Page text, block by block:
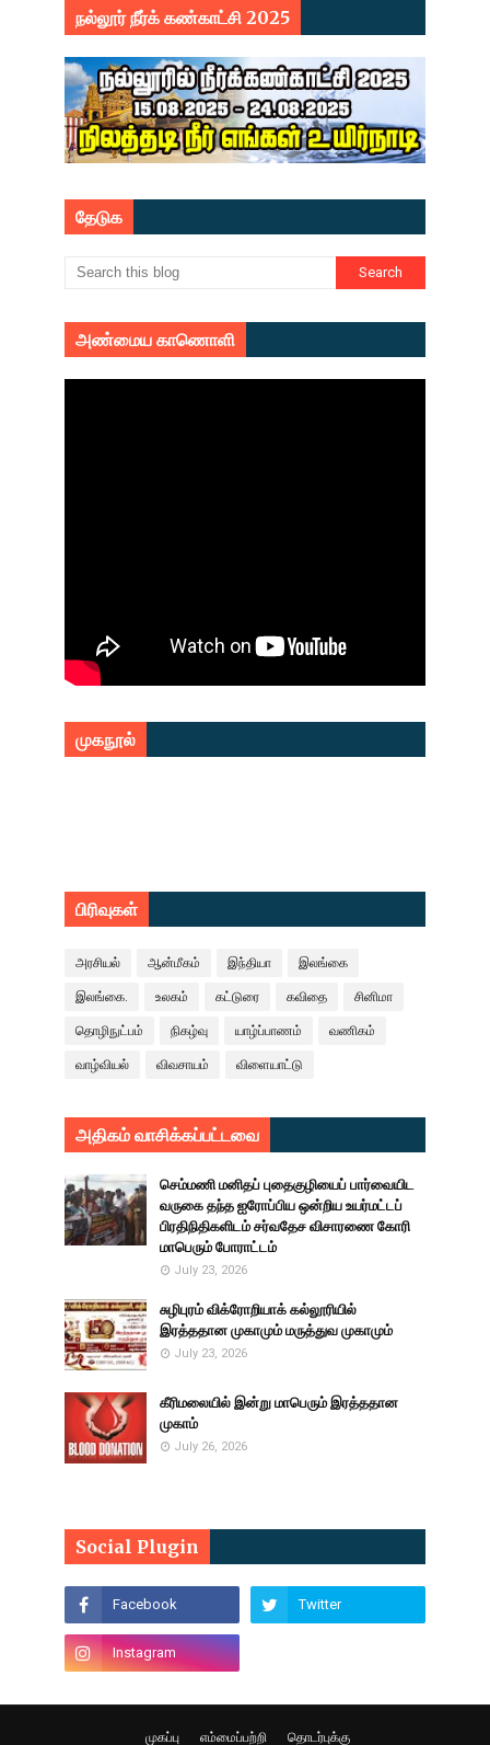
நல்லூர் நீர்க் கண்காட்சி 2025
தேடுக
அண்மைய காணொளி
முகநூல்
பிரிவுகள்
அரசியல் ஆன்மீகம் இந்தியா இலங்கை
இலங்கை. உலகம் கட்டுரை கவிதை சினிமா
தொழிநுட்பம் நிகழ்வு யாழ்ப்பாணம் வணிகம்
வாழ்வியல் விவசாயம் விளையாட்டு
அதிகம் வாசிக்கப்பட்டவை
செம்மணி மனிதப் புதைகுழியைப் பார்வையிட
வருகை தந்த ஐரோப்பிய ஒன்றிய உயர்மட்டப்
பிரதிநிதிகளிடம் சர்வதேச விசாரணை கோரி
மாபெரும் போராட்டம்
July 23, 2026
சுழிபுரம் விக்ரோறியாக் கல்லூரியில்
இரத்ததான முகாமும் மருத்துவ முகாமும்
July 23, 2026
கீரிமலையில் இன்று மாபெரும் இரத்ததான
முகாம்
July 26, 2026
Social Plugin
முகப்பு எம்மைப்பற்றி தொடர்புக்கு